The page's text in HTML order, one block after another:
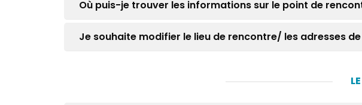
Où puis-je trouver les informations sur le point de
Je souhaite modifier le lieu de rencontre/ les adresses